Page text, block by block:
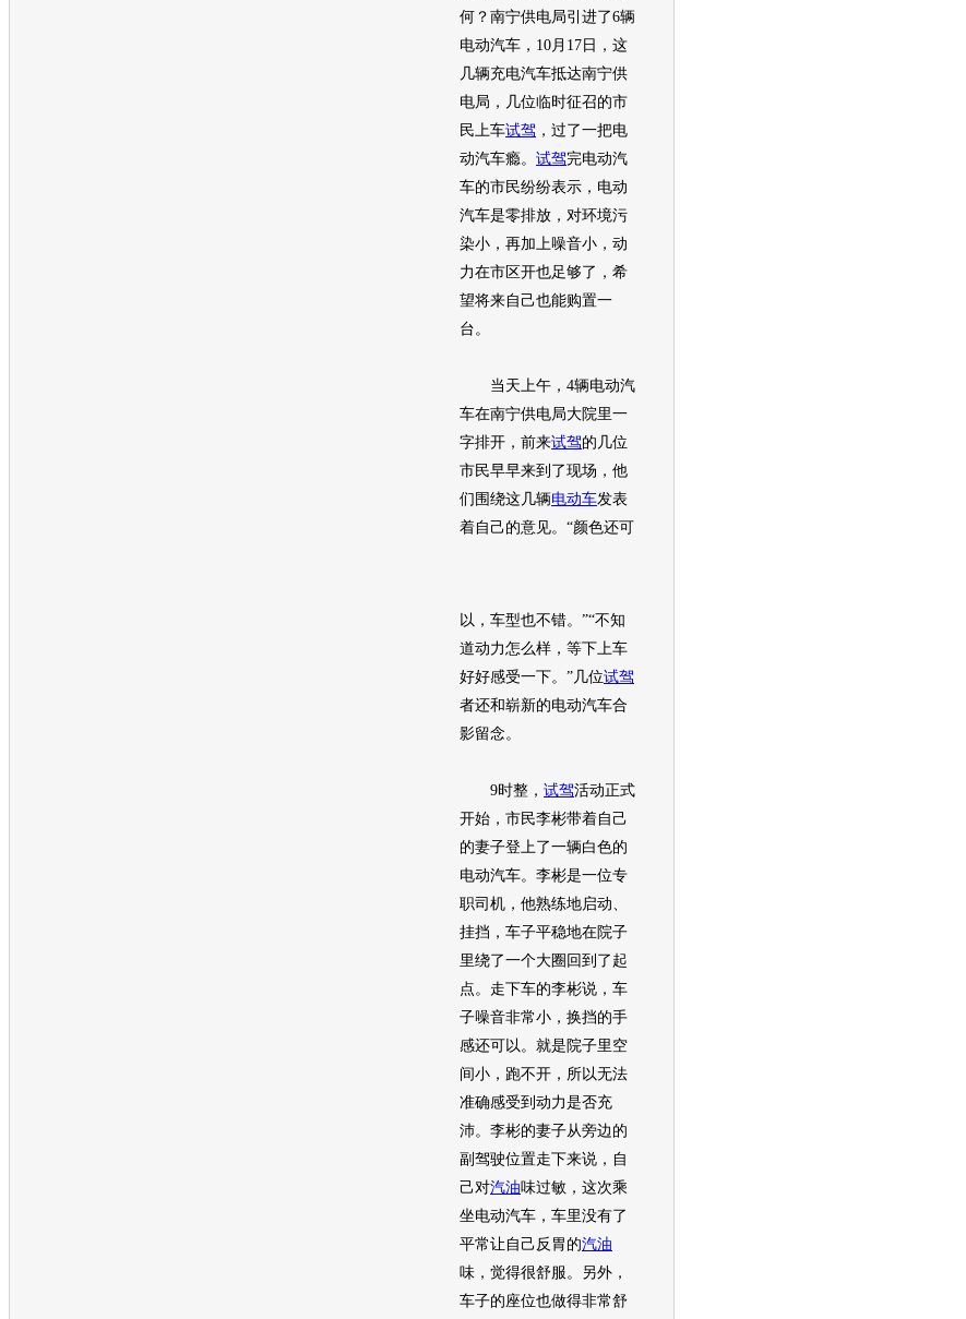
何？南宁供电局引进了6辆
电动汽车，10月17日，这
几辆充电汽车抵达南宁供
电局，几位临时征召的市
民上车试驾 ，过了一把电
动汽车瘾。 试驾完电动汽
车的市民纷纷表示，电动
汽车是零排放，对环境污
染小，再加上噪音小，动
力在市区开也足够了，希
望将来自己也能购置一
台。
当天上午，4辆电动汽
车在南宁供电局大院里一
字排开，前来试驾的几位
市民早早来到了现场，他
们围绕这几辆电动车发表
着自己的意见。 “颜色还可
以，车型也不错。”“不知
道动力怎么样，等下上车
好好感受一下。”几位试驾
者还和崭新的电动汽车合
影留念。
9时整， 试驾活动正式
开始，市民李彬带着自己
的妻子登上了一辆白色的
电动汽车。李彬是一位专
职司机，他熟练地启动、
挂挡，车子平稳地在院子
里绕了一个大圈回到了起
点。走下车的李彬说，车
子噪音非常小，换挡的手
感还可以。就是院子里空
间小，跑不开，所以无法
准确感受到动力是否充
沛。李彬的妻子从旁边的
副驾驶位置走下来说，自
己对汽油味过敏，这次乘
坐电动汽车，车里没有了
平常让自己反胃的汽油
味，觉得很舒服。另外，
车子的座位也做得非常舒